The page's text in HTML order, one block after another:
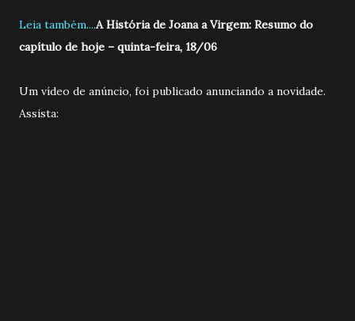
Leia também....A História de Joana a Virgem: Resumo do
capítulo de hoje – quinta-feira, 18/06
Um vídeo de anúncio, foi publicado anunciando a novidade.
Assista: